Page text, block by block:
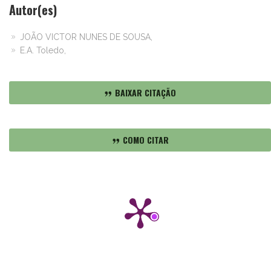
Autor(es)
JOÃO VICTOR NUNES DE SOUSA,
E.A. Toledo,
BAIXAR CITAÇÃO
COMO CITAR